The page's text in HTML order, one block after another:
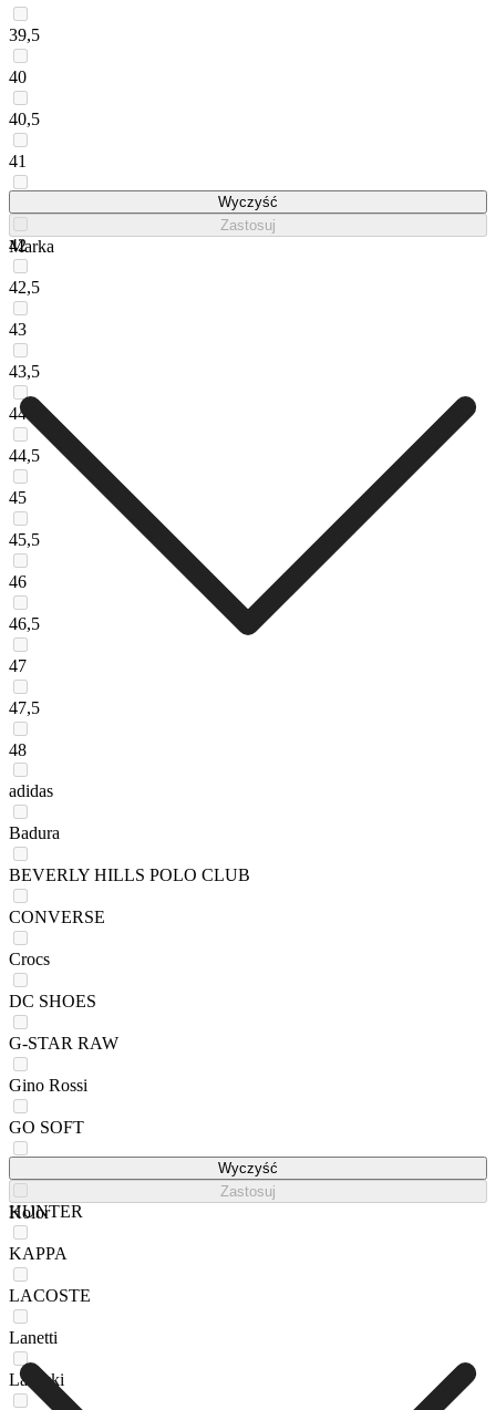
39,5
40
40,5
41
42
42,5
43
43,5
44
44,5
45
45,5
46
46,5
47
47,5
48
Wyczyść
Zastosuj
Marka
adidas
Badura
BEVERLY HILLS POLO CLUB
CONVERSE
Crocs
DC SHOES
G-STAR RAW
Gino Rossi
GO SOFT
HUNTER
KAPPA
LACOSTE
Lanetti
Lasocki
Wyczyść
Zastosuj
Kolor